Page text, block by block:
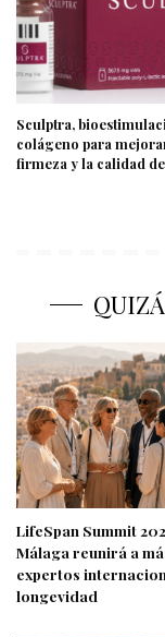
Sculptra,
colágeno para
firmeza y la calidad
LifeSpan Summit
Málaga reunirá a
expertos
longevidad